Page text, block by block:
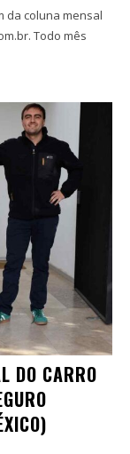
Todo mês
DO CARRO